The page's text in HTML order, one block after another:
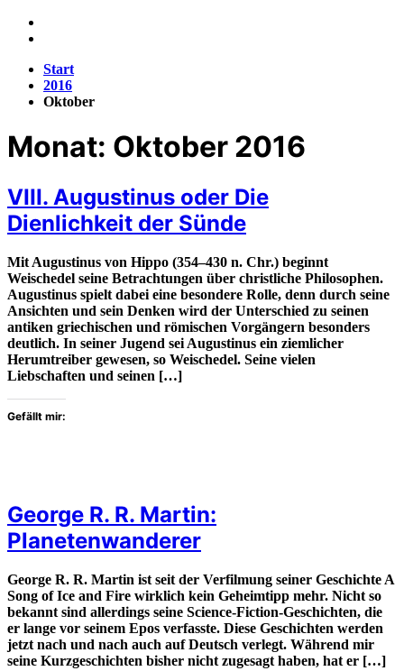
Start
2016
Oktober
Monat: Oktober 2016
VIII. Augustinus oder Die
Dienlichkeit der Sünde
Mit Augustinus von Hippo (354–430 n. Chr.) beginnt
Weischedel seine Betrachtungen über christliche Philosophen.
Augustinus spielt dabei eine besondere Rolle, denn durch seine
Ansichten und sein Denken wird der Unterschied zu seinen
antiken griechischen und römischen Vorgängern besonders
deutlich. In seiner Jugend sei Augustinus ein ziemlicher
Herumtreiber gewesen, so Weischedel. Seine vielen
Liebschaften und seinen […]
Gefällt mir:
George R. R. Martin:
Planetenwanderer
George R. R. Martin ist seit der Verfilmung seiner Geschichte A
Song of Ice and Fire wirklich kein Geheimtipp mehr. Nicht so
bekannt sind allerdings seine Science-Fiction-Geschichten, die
er lange vor seinem Epos verfasste. Diese Geschichten werden
jetzt nach und nach auch auf Deutsch verlegt. Während mir
seine Kurzgeschichten bisher nicht zugesagt haben, hat er […]